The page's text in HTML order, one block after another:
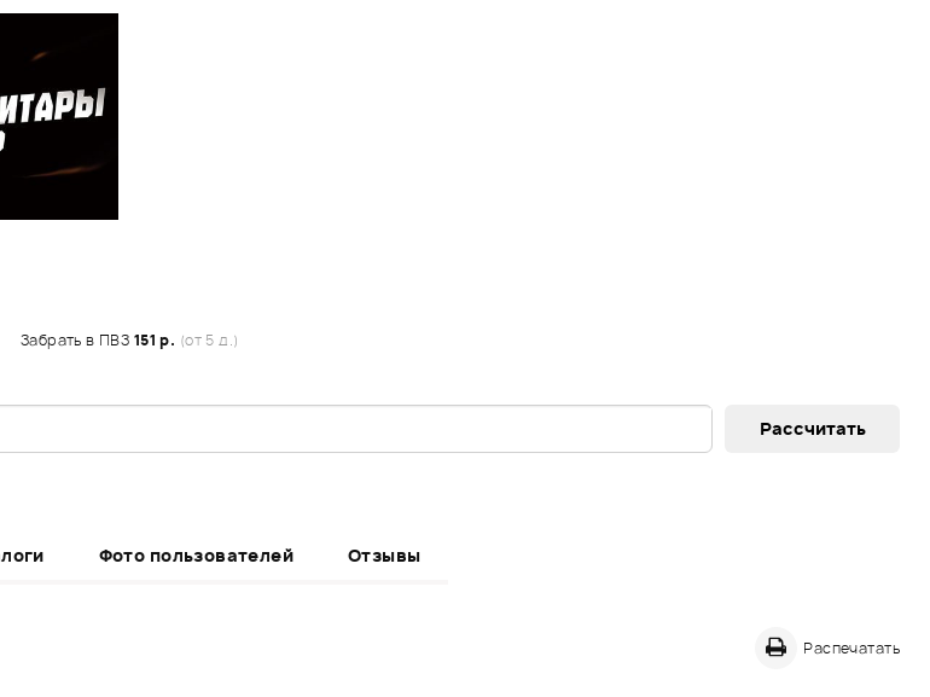
Забрать в ПВЗ 151 р. (от 5 д.)
Фото пользователей Отзывы
Распечатать